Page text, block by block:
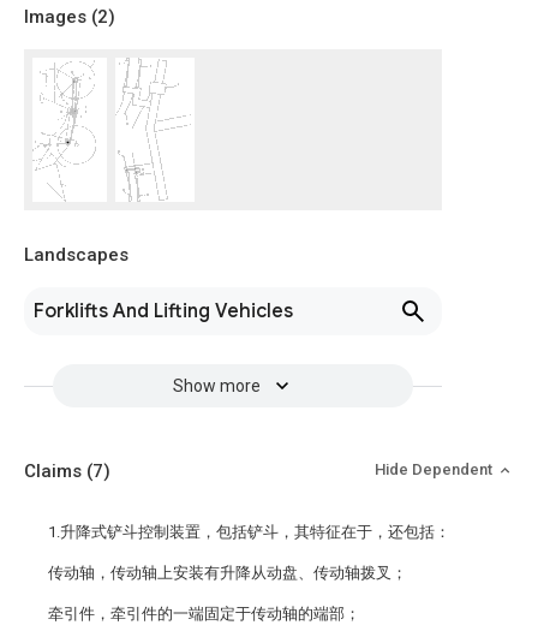
Images (2)
Landscapes
Forklifts And Lifting Vehicles
Show more
Claims (7) Hide Dependent
1.升降式铲斗控制装置，包括铲斗，其特征在于，还包括：
传动轴，传动轴上安装有升降从动盘、传动轴拨叉；
牵引件，牵引件的一端固定于传动轴的端部；